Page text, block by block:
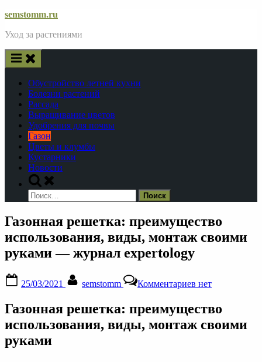
Skip
content
semstomm.ru
Уход за растениями
Обустройство летней кухни
Болезни растений
Рассада
Выращивание цветов
Удобрения для почвы
Газон
Цветы и клумбы
Кустарники
Новости
Toggle
search
form
Найти:
Газонная решетка: преимущество
использования, виды, монтаж своими
руками — журнал expertology
on
25/03/2021 semstomm Комментариевзаписи
решетка:
использования,
нет
Газонная решетка: преимущество
использования, виды, монтаж своими
руками